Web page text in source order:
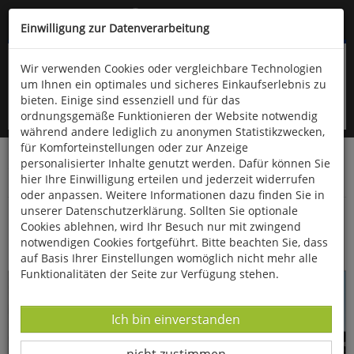
Kompletten Head der Seite überspringen
oder (06766) 9323-960
Startseite Bücher Downloads
Zeitschriften
Fossilien
Das spektakuläre silurische Stromatoporen-
Biostrom von Kuppen auf Gotland
Einwilligung zur Datenverarbeitung
Wir verwenden Cookies oder vergleichbare Technologien
um Ihnen ein optimales und sicheres Einkaufserlebnis zu
bieten. Einige sind essenziell und für das
ordnungsgemäße Funktionieren der Website notwendig
während andere lediglich zu anonymen Statistikzwecken,
für Komforteinstellungen oder zur Anzeige
personalisierter Inhalte genutzt werden. Dafür können Sie
hier Ihre Einwilligung erteilen und jederzeit widerrufen
oder anpassen. Weitere Informationen dazu finden Sie in
unserer Datenschutzerklärung. Sollten Sie optionale
Cookies ablehnen, wird Ihr Besuch nur mit zwingend
notwendigen Cookies fortgeführt. Bitte beachten Sie, dass
auf Basis Ihrer Einstellungen womöglich nicht mehr alle
Funktionalitäten der Seite zur Verfügung stehen.
Datenverarbeitung -
Ich bin einverstanden